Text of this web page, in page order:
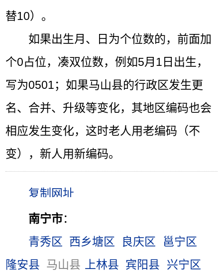
替10）。
如果出生月、日为个位数的，前面加
个0占位，凑双位数，例如5月1日出生，
写为0501；如果马山县的行政区发生更
名、合并、升级等变化，其地区编码也会
相应发生变化，这时老人用老编码（不
变），新人用新编码。
南宁市：
青秀区 西乡塘区 良庆区
邕宁区
隆安县 马山县 上林县 宾阳县 兴宁区